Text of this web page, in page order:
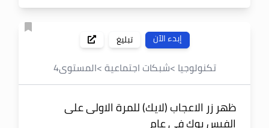
إبدء الآن تبليغ
تكنولوجيا >شبكات اجتماعية>المستوى4
ظهر زر الاعجاب (لايك) للمرة الاولى على
الفيس بوك في عام